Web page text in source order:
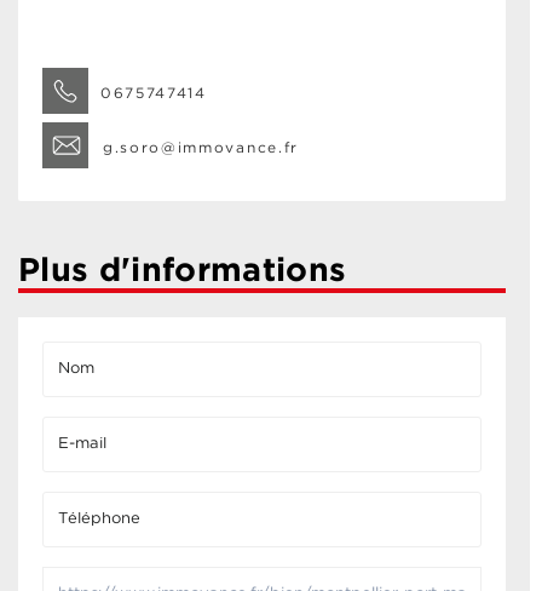
0675747414
g.soro@immovance.fr
Plus d'informations